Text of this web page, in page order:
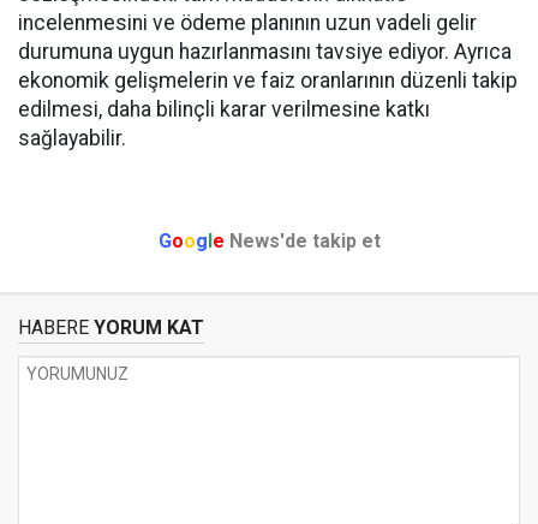
incelenmesini ve ödeme planının uzun vadeli gelir
durumuna uygun hazırlanmasını tavsiye ediyor. Ayrıca
ekonomik gelişmelerin ve faiz oranlarının düzenli takip
edilmesi, daha bilinçli karar verilmesine katkı
sağlayabilir.
Google News'de takip et
HABERE YORUM KAT